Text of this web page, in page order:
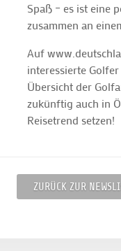
Spaß – es ist eine
zusammen an
Auf
interessierte
Übersicht der
zukünftig auch in
Reisetrend setzen!
ZURÜCK ZUR